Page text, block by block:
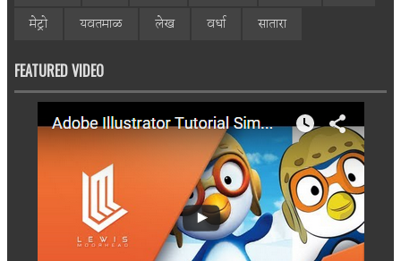
मेट्रो
यवतमाळ लेख वर्धा सातारा
FEATURED VIDEO